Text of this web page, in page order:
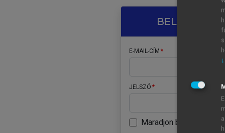
BELÉPÉS
E-MAIL-CÍM
JELSZÓ
Maradjon belépve
↓